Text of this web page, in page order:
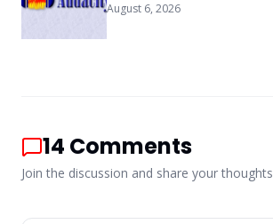
August 6, 2026
14 Comments
Join the discussion and share your thoughts